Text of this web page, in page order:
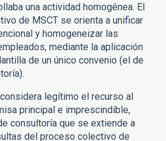
una actividad homogénea. El
de MSCT se orienta a unificar
y homogeneizar las
mediante la aplicación
de un único convenio (el de
legítimo el recurso al
principal e imprescindible,
consultoría que se extiende a
del proceso colectivo de